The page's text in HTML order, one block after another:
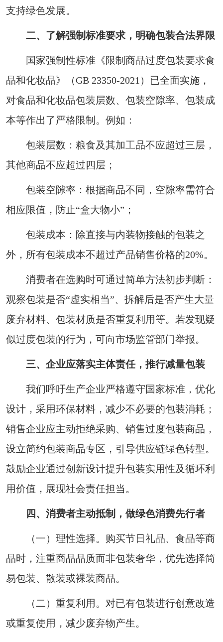
支持绿色发展。
二、了解强制标准要求，明确包装合法界限
国家强制性标准《限制商品过度包装要求食
品和化妆品》（GB 23350-2021）已全面实施，
对食品和化妆品包装层数、包装空隙率、包装成
本等作出了严格限制。例如：
包装层数：粮食及其加工品不应超过三层，
其他商品不应超过四层；
包装空隙率：根据商品不同，空隙率需符合
相应限值，防止“盒大物小”；
包装成本：除直接与内装物接触的包装之
外，所有包装成本不超过产品销售价格的20%。
消费者在选购时可通过简单方法初步判断：
观察包装是否“虚实相当”、拆解后是否产生大量
废弃材料、包装材质是否重复利用等。若发现疑
似过度包装的行为，可向市场监管部门举报。
三、企业应落实主体责任，推行减量包装
我们呼吁生产企业严格遵守国家标准，优化
设计，采用环保材料，减少不必要的包装消耗；
销售企业应主动拒绝采购、销售过度包装商品，
设立简约包装商品专区，引导供应链绿色转型。
鼓励企业通过创新设计提升包装实用性及循环利
用价值，展现社会责任担当。
四、消费者主动抵制，做绿色消费先行者
（一）理性选择。购买节日礼品、食品等商
品时，注重商品品质而非包装奢华，优先选择简
易包装、散装或裸装商品。
（二）重复利用。对已有包装进行创意改造
或重复使用，减少废弃物产生。